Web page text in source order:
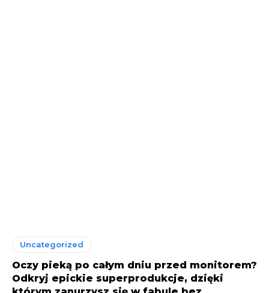
Uncategorized
Oczy pieką po całym dniu przed monitorem?
Odkryj epickie superprodukcje, dzięki